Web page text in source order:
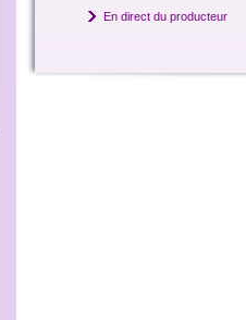
En direct du producteur